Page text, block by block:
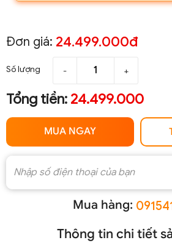
Đơn giá: 24.499.000đ
Số lượng - +
Tổng tiền: 24.499.000
MUA NGAY
Mua hàng:
Thông tin chi tiết